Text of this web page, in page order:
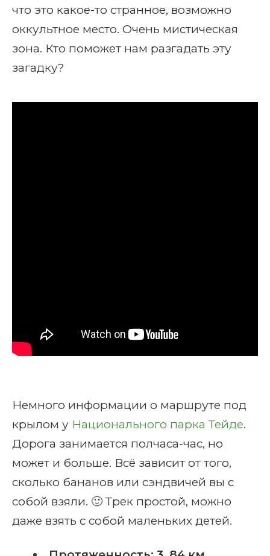
что это какое-то странное, возможно
оккультное место. Очень мистическая
зона. Кто поможет нам разгадать эту
загадку?
Немного информации о маршруте под
крылом у Национального парка Тейде.
Дорога занимается полчаса-час, но
может и больше. Всё зависит от того,
сколько бананов или сэндвичей вы с
собой взяли. 🙂 Трек простой, можно
даже взять с собой маленьких детей.